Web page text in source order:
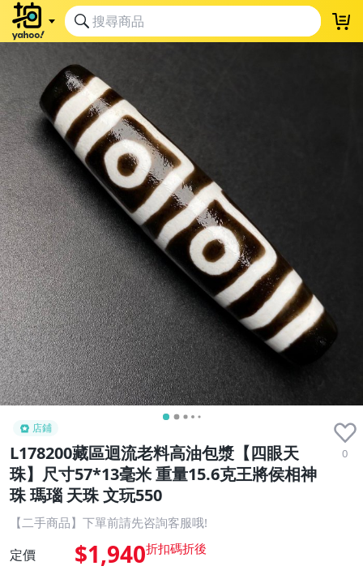
店鋪
L178200藏區迴流老料高油包漿【四眼天
珠】尺寸57*13毫米 重量15.6克王將侯相神
珠 瑪瑙 天珠 文玩550
0
【二手商品】下單前請先咨詢客服哦!
定價 $1,940